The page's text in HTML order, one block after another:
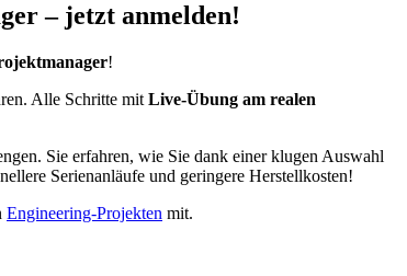
– jetzt anmelden!
!
Alle Schritte mit Live-Übung am realen
Sie erfahren, wie Sie dank einer klugen Auswahl
Serienanläufe und geringere Herstellkosten!
Engineering-Projekten mit.